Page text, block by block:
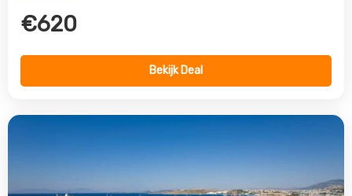
Diamond of Bodrum
Bodrum, Mugla, Turkije
€735